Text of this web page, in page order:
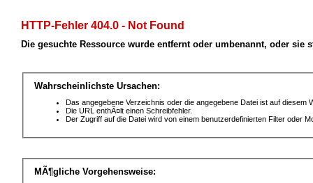
HTTP-Fehler 404.0 - Not Found
Die gesuchte Ressource wurde entfernt oder umbenannt, oder
Wahrscheinlichste Ursachen:
Das angegebene Verzeichnis oder die angegebene Datei ist auf diesem
Die URL enthÃ¤lt einen Schreibfehler.
Der Zugriff auf die Datei wird von einem benutzerdefinierten Filter oder
MÃ¶gliche Vorgehensweise: